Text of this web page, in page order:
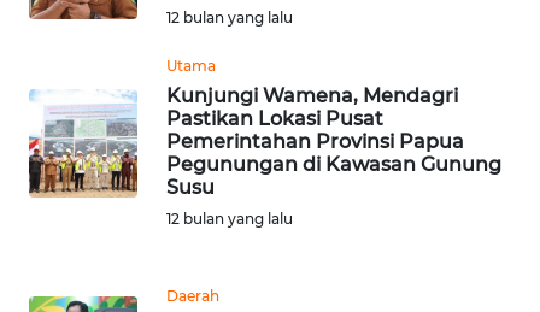
12 bulan yang lalu
Utama
Kunjungi Wamena, Mendagri
Pastikan Lokasi Pusat
Pemerintahan Provinsi Papua
Pegunungan di Kawasan Gunung
Susu
12 bulan yang lalu
Daerah
WN
WN
SAMOSIR